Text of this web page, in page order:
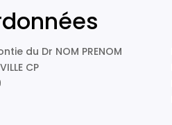
du Dr NOM PRENOM
CP